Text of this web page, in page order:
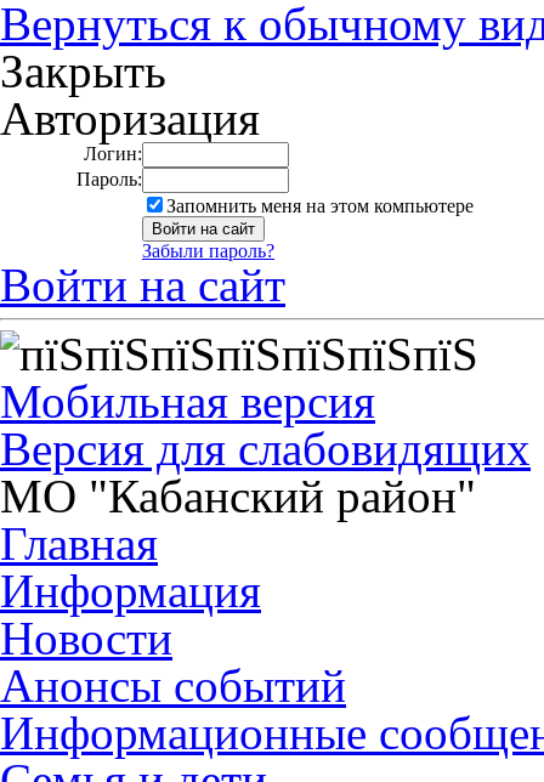
Вернуться к обычному
Закрыть
Авторизация
Логин:
Пароль:
Запомнить меня на этом компьютере
Забыли пароль?
Войти на сайт
Мобильная версия
Версия для слабовидящих
МО "Кабанский район"
Главная
Информация
Новости
Анонсы событий
Информационные